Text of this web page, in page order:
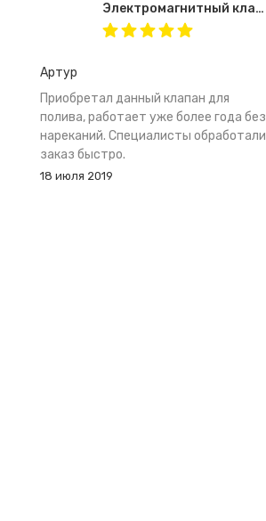
но есть кое где не критичные
заусенцы в отверстиях под болты.
Электромагнитный клапан серии BMC-09-002 DN2.5 G1/4"
Артур
Приобретал данный клапан для
полива, работает уже более года без
нареканий. Специалисты обработали
заказ быстро.
18 июля 2019